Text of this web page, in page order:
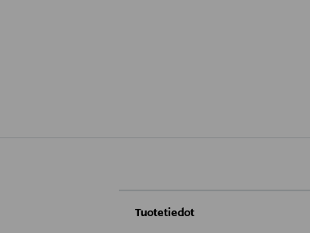
Tuotetiedot